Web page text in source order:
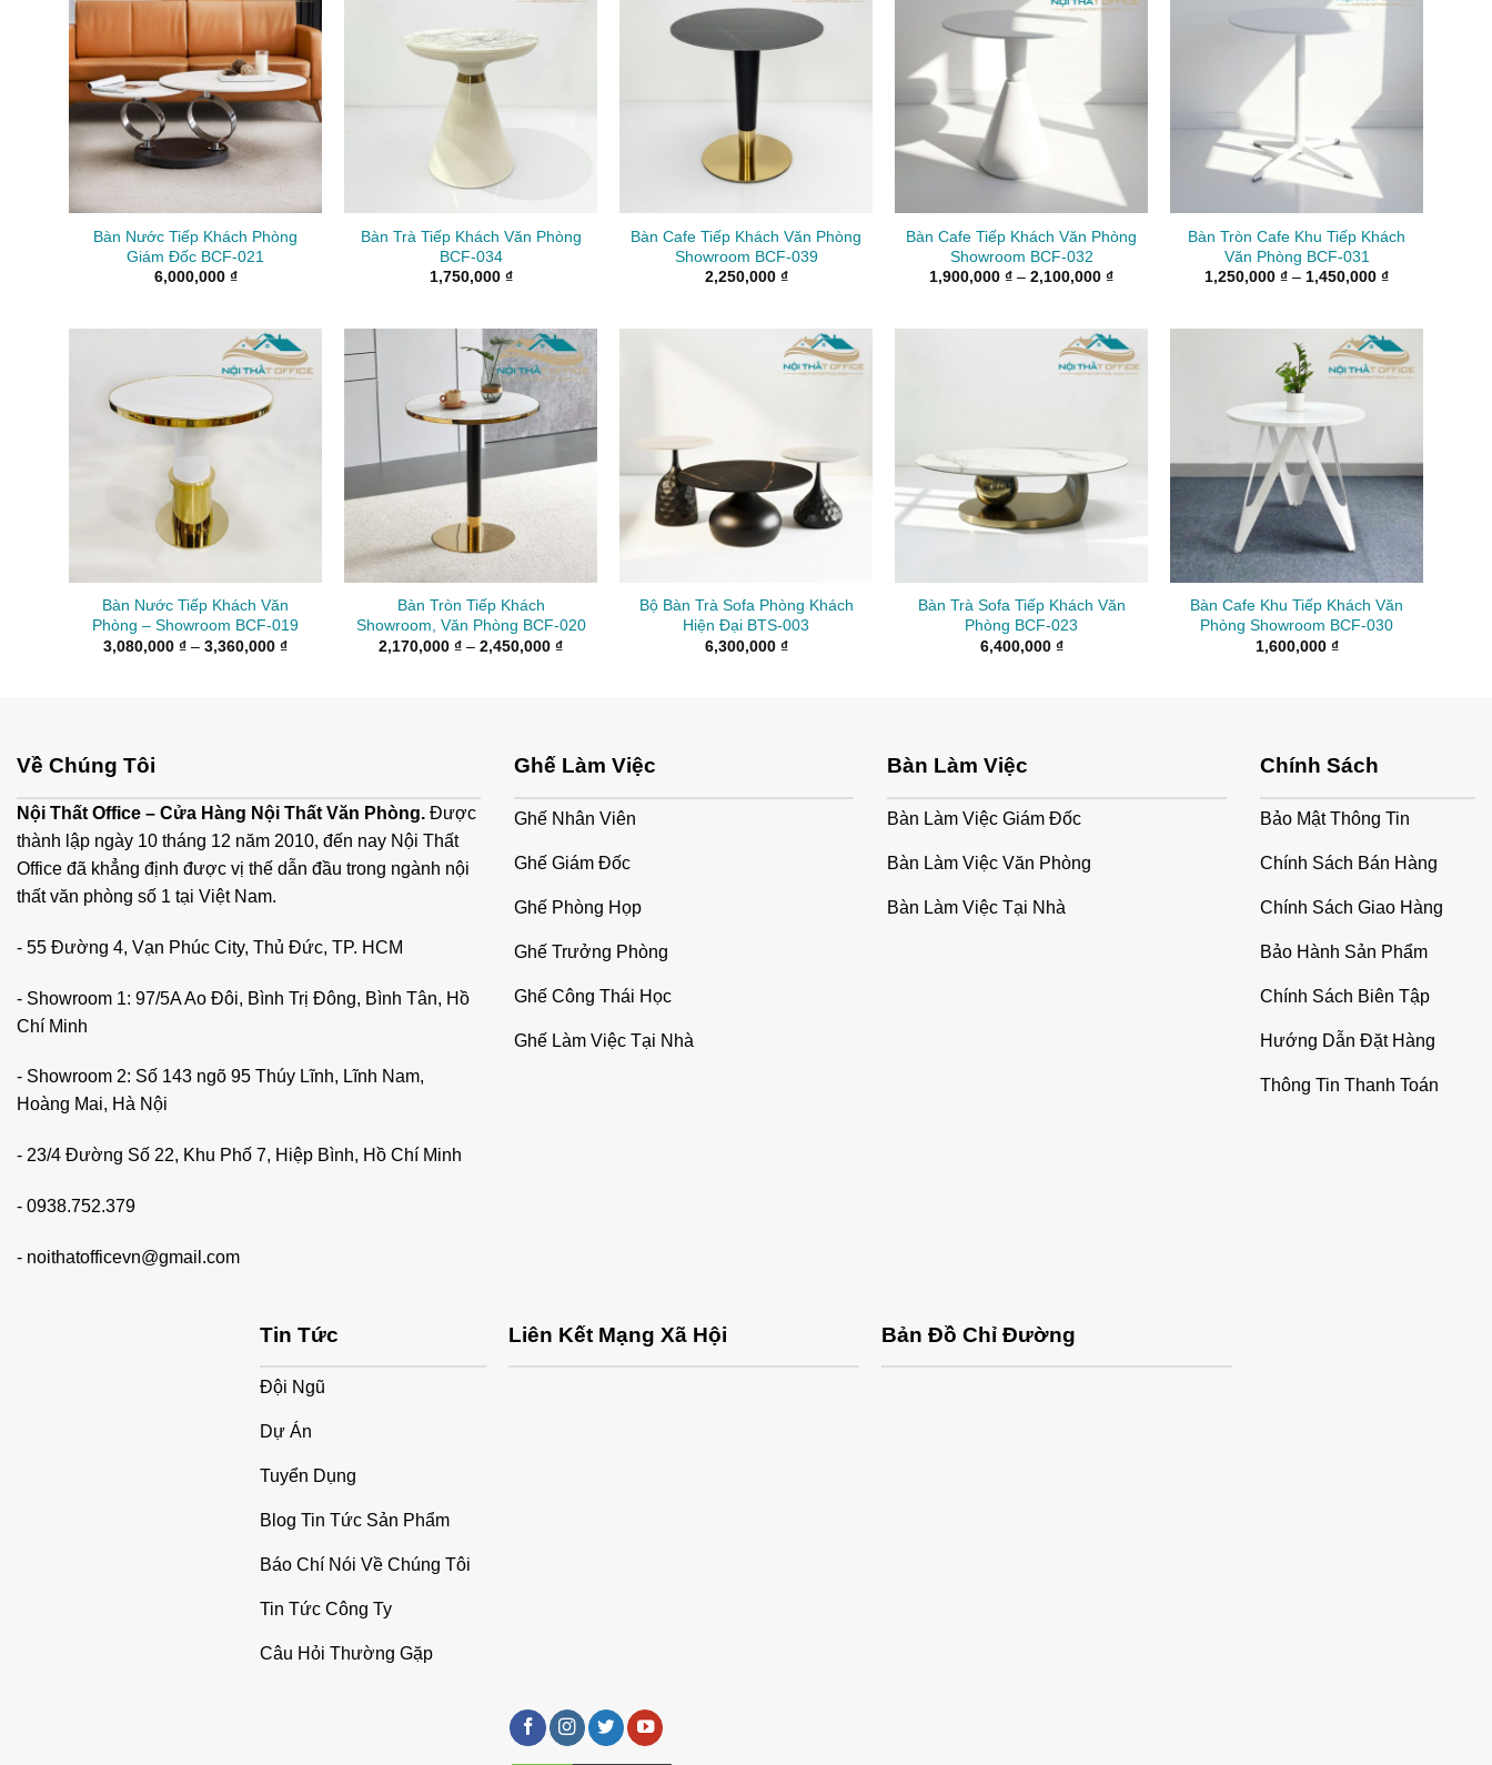
Bàn Nước Tiếp Khách Phòng
Giám Đốc BCF-021
6,000,000 ₫
Bàn Trà Tiếp Khách Văn Phòng
BCF-034
1,750,000 ₫
Bàn Cafe Tiếp Khách Văn Phòng
Showroom BCF-039
2,250,000 ₫
Bàn Cafe Tiếp Khách Văn Phòng
Showroom BCF-032
1,900,000 ₫ – 2,100,000 ₫Khoảng
đến
2,100,000 ₫
Bàn Tròn Cafe Khu Tiếp Khách
Văn Phòng BCF-031
1,250,000 ₫ – 1,450,000 ₫Khoảng
đến
1,450,000 ₫
Bàn Nước Tiếp Khách Văn
Phòng – Showroom BCF-019
3,080,000 ₫ – 3,360,000 ₫Khoảng
Bàn Tròn Tiếp Khách
Showroom, Văn Phòng BCF-020
2,170,000 ₫ – 2,450,000 ₫Khoảng
Bộ Bàn Trà Sofa Phòng Khách
Hiện Đại BTS-003
6,300,000 ₫
Bàn Trà Sofa Tiếp Khách Văn
Phòng BCF-023
6,400,000 ₫
Bàn Cafe Khu Tiếp Khách Văn
Phòng Showroom BCF-030
1,600,000 ₫
Về Chúng Tôi
Nội Thất Office – Cửa Hàng Nội Thất Văn Phòng. Được
thành lập ngày 10 tháng 12 năm 2010, đến nay Nội Thất
Office đã khẳng định được vị thế dẫn đầu trong ngành nội
thất văn phòng số 1 tại Việt Nam.
- 55 Đường 4, Vạn Phúc City, Thủ Đức, TP. HCM
- Showroom 1: 97/5A Ao Đôi, Bình Trị Đông, Bình Tân, Hồ
Chí Minh
- Showroom 2: Số 143 ngõ 95 Thúy Lĩnh, Lĩnh Nam,
Hoàng Mai, Hà Nội
- 23/4 Đường Số 22, Khu Phố 7, Hiệp Bình, Hồ Chí Minh
- 0938.752.379
- noithatofficevn@gmail.com
Ghế Làm Việc
Ghế Nhân Viên
Ghế Giám Đốc
Ghế Phòng Họp
Ghế Trưởng Phòng
Ghế Công Thái Học
Ghế Làm Việc Tại Nhà
Bàn Làm Việc
Bàn Làm Việc Giám Đốc
Bàn Làm Việc Văn Phòng
Bàn Làm Việc Tại Nhà
Chính Sách
Bảo Mật Thông Tin
Chính Sách Bán Hàng
Chính Sách Giao Hàng
Bảo Hành Sản Phẩm
Chính Sách Biên Tập
Hướng Dẫn Đặt Hàng
Thông Tin Thanh Toán
Tin Tức
Đội Ngũ
Dự Án
Tuyển Dụng
Blog Tin Tức Sản Phẩm
Báo Chí Nói Về Chúng Tôi
Tin Tức Công Ty
Câu Hỏi Thường Gặp
Liên Kết Mạng Xã Hội Bản Đồ Chỉ Đường